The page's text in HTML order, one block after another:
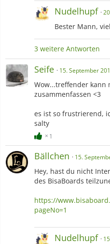
Nudelhupf
Bester Mann,
3 weitere Antworten
Seife 15. September
Wow...treffender kann
zusammenfassen <3
es ist so frustrierend,
salty
1
Bällchen 15.
Hey, hast du nicht
des BisaBoards
https://
pageNo=1
Nudelhupf